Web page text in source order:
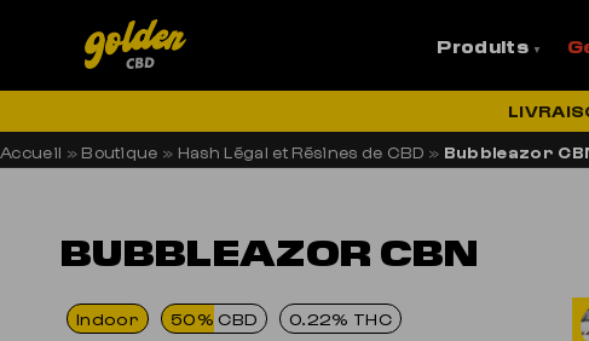
Produits
Accueil » Boutique » Hash Légal et Résines de CBD » Bubbleazor
BUBBLEAZOR CBN
Indoor 50% CBD 0.22% THC